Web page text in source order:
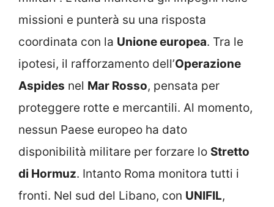
missioni e punterà su una risposta
coordinata con la Unione europea. Tra le
ipotesi, il rafforzamento dell’Operazione
Aspides nel Mar Rosso, pensata per
proteggere rotte e mercantili. Al momento,
nessun Paese europeo ha dato
disponibilità militare per forzare lo Stretto
di Hormuz. Intanto Roma monitora tutti i
fronti. Nel sud del Libano, con UNIFIL,